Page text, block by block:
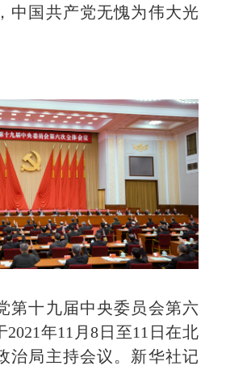
中国共产党无愧为伟大光
十九届中央委员会第六
年11月8日至11日在北
治局主持会议。新华社记